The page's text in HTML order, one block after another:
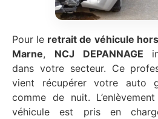
Pour le retrait de véhicule hors
Marne, NCJ DEPANNAGE
dans votre secteur. Ce
vient récupérer votre auto
comme de nuit.
véhicule est pris en